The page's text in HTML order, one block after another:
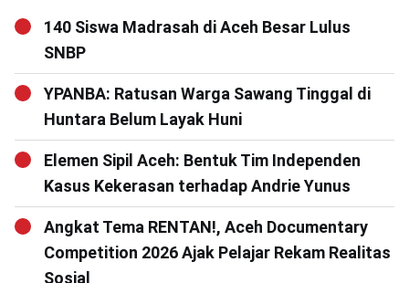
140 Siswa Madrasah di Aceh Besar Lulus
SNBP
YPANBA: Ratusan Warga Sawang Tinggal di
Huntara Belum Layak Huni
Elemen Sipil Aceh: Bentuk Tim Independen
Kasus Kekerasan terhadap Andrie Yunus
Angkat Tema RENTAN!, Aceh Documentary
Competition 2026 Ajak Pelajar Rekam Realitas
Sosial